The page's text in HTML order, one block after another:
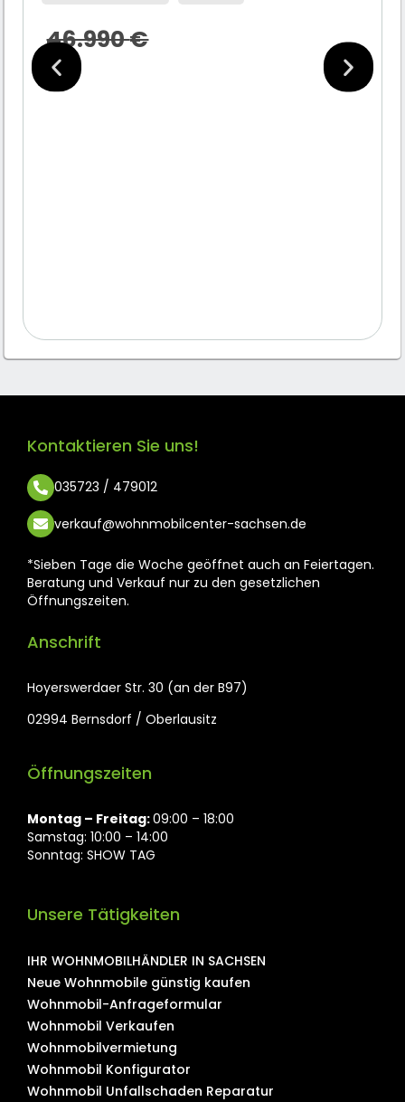
46.990€
Kontaktieren Sie uns!
035723 / 479012
verkauf@wohnmobilcenter-sachsen.de
*Sieben Tage die Woche geöffnet auch an Feiertagen.
Beratung und Verkauf nur zu den gesetzlichen
Öffnungszeiten.
Anschrift
Hoyerswerdaer Str. 30 (an der B97)
02994 Bernsdorf / Oberlausitz
Öffnungszeiten
Montag ⁠– Freitag:09:00 – 18:00
Samstag: 10:00 – 14:00
Sonntag: SHOW TAG
Unsere Tätigkeiten
IHR WOHNMOBILHÄNDLER IN SACHSEN
Neue Wohnmobile günstig kaufen
Wohnmobil-Anfrageformular
Wohnmobil Verkaufen
Wohnmobilvermietung
Wohnmobil Konfigurator
Wohnmobil Unfallschaden Reparatur